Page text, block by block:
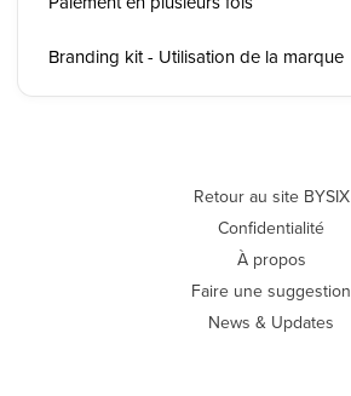
Branding kit - Utilisation de la marque
Retour au site BYSIX
Confidentialité
À propos
Faire une suggestion
News & Updates